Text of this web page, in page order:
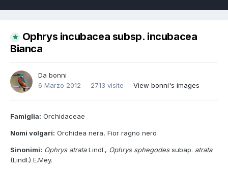
Ophrys incubacea subsp. incubacea
Bianca
Da bonni
6 Marzo 2012
2713 visite View bonni's images
Famiglia: Orchidaceae
Nomi volgari: Orchidea nera, Fior ragno nero
Sinonimi: Ophrys atrataLindl., Ophrys sphegodessubap. atrata
(Lindl.) E.Mey.